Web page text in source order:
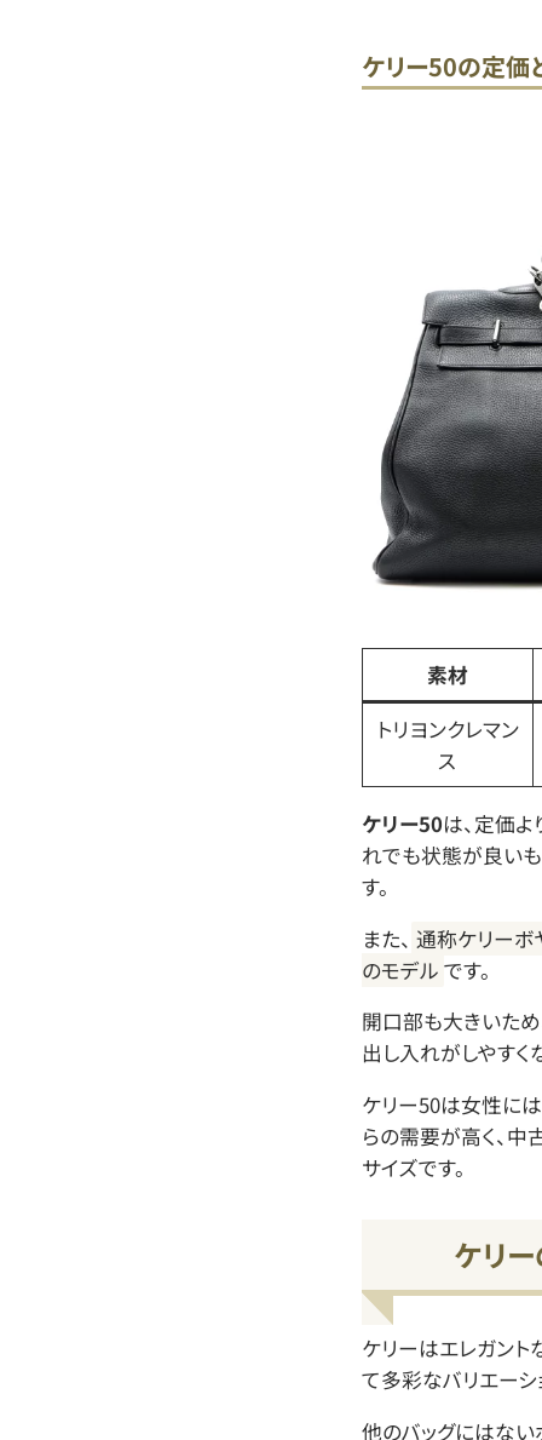
ケリー50の定価
素材
トリヨンクレマン
ス
ケリー50は、定価
れでも状態が良い
す。
また、 通称ケリーボ
のモデル です。
開口部も大きいた
出し入れがしやすく
ケリー50は女性に
らの需要が高く、
サイズです。
ケリ
ケリーはエレガント
て多彩なバリエーシ
他のバッグにはない